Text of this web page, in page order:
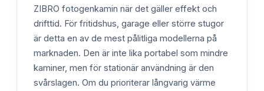
ZIBRO fotogenkamin när det gäller effekt och
drifttid. För fritidshus, garage eller större stugor
är detta en av de mest pålitliga modellerna på
marknaden. Den är inte lika portabel som mindre
kaminer, men för stationär användning är den
svårslagen. Om du prioriterar långvarig värme